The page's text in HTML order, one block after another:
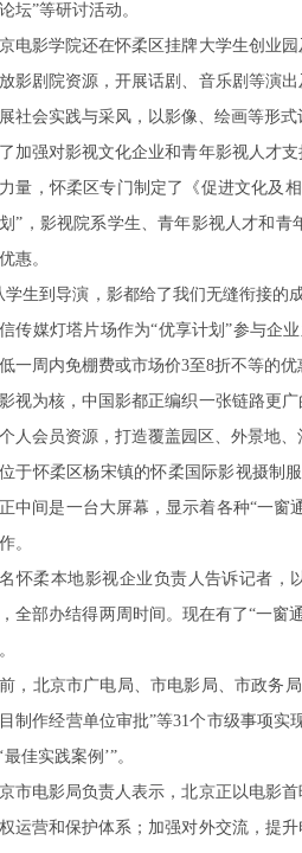
坛”等研讨活动。
电影学院还在怀柔区挂牌大学生创业
影剧院资源，开展话剧、音乐剧等演
社会实践与采风，以影像、绘画等形
加强对影视文化企业和青年影视人才
量，怀柔区专门制定了《促进文化及
”，影视院系学生、青年影视人才和
惠。
学生到导演，影都给了我们无缝衔接的
传媒灯塔片场作为“优享计划”参与企
一周内免棚费或市场价3至8折不等的
视为核，中国影都正编织一张链路更
人会员资源，打造覆盖园区、外景地、
于怀柔区杨宋镇的怀柔国际影视摄制
中间是一台大屏幕，显示着各种“一窗
。
怀柔本地影视企业负责人告诉记者，
全部办结得两周时间。现在有了“一窗
，北京市广电局、市电影局、市政务
制作经营单位审批”等31个市级事项实
最佳实践案例’”。
市电影局负责人表示，北京正以电影
运营和保护体系；加强对外交流，提